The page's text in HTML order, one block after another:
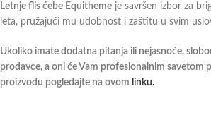
Letnje flis ćebe Equitheme je savršen izbor za
leta, pružajući mu udobnost i zaštitu u svim
Ukoliko imate dodatna pitanja ili nejasnoće,
prodavce, a oni će Vam profesionalnim savetom
proizvodu pogledajte na ovom linku.